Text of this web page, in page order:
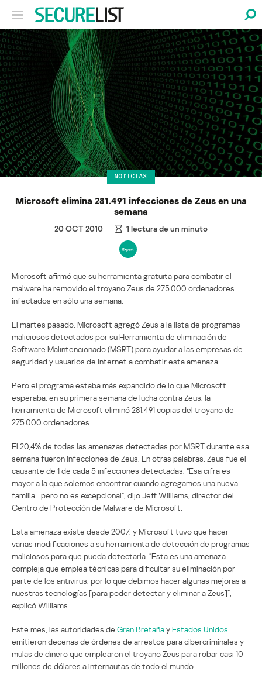
NOTICIAS
Microsoft elimina 281.491 infecciones de Zeus en una
semana
20 OCT 2010 1 lectura de un minuto
Microsoft afirmó que su herramienta gratuita para combatir el
malware ha removido el troyano Zeus de 275.000 ordenadores
infectados en sólo una semana.
El martes pasado, Microsoft agregó Zeus a la lista de programas
maliciosos detectados por su Herramienta de eliminación de
Software Malintencionado (MSRT) para ayudar a las empresas de
seguridad y usuarios de Internet a combatir esta amenaza.
Pero el programa estaba más expandido de lo que Microsoft
esperaba: en su primera semana de lucha contra Zeus, la
herramienta de Microsoft eliminó 281.491 copias del troyano de
275.000 ordenadores.
El 20,4% de todas las amenazas detectadas por MSRT durante esa
semana fueron infecciones de Zeus. En otras palabras, Zeus fue el
causante de 1 de cada 5 infecciones detectadas. “Esa cifra es
mayor a la que solemos encontrar cuando agregamos una nueva
familia… pero no es excepcional”, dijo Jeff Williams, director del
Centro de Protección de Malware de Microsoft.
Esta amenaza existe desde 2007, y Microsoft tuvo que hacer
varias modificaciones a su herramienta de detección de programas
maliciosos para que pueda detectarla. “Esta es una amenaza
compleja que emplea técnicas para dificultar su eliminación por
parte de los antivirus, por lo que debimos hacer algunas mejoras a
nuestras tecnologías [para poder detectar y eliminar a Zeus]”,
explicó Williams.
Este mes, las autoridades de Gran BretañayEstados Unidos
emitieron decenas de órdenes de arrestos para cibercriminales y
mulas de dinero que emplearon el troyano Zeus para robar casi 10
millones de dólares a internautas de todo el mundo.